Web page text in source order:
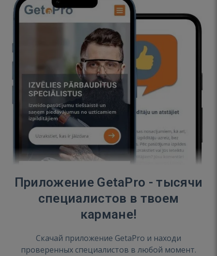
Приложение GetaPro - тысячи
специалистов в твоем
кармане!
Скачай приложение GetaPro и находи
проверенных специалистов в любой момент.